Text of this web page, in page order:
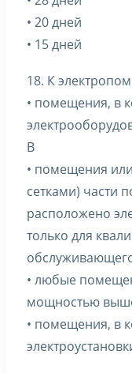
• 20 дней
• 15 дней
18. К
• помещения, в
В
• помещения
сетками) части
расположено
только для
• любые
мощностью
• помещения, в